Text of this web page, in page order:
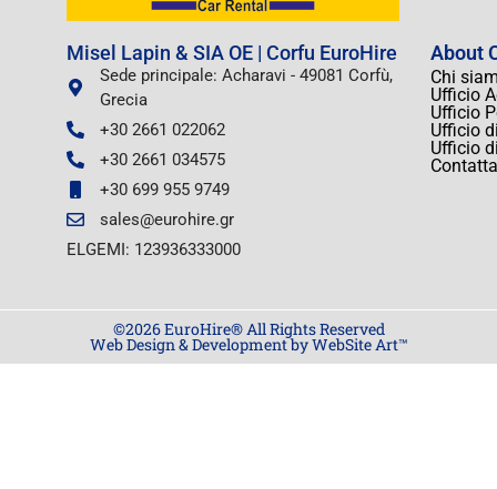
Misel Lapin & SIA OE | Corfu EuroHire
Sede principale: Acharavi - 49081 Corfù,
Grecia
+30 2661 022062
+30 2661 034575
+30 699 955 9749
sales@eurohire.gr
ELGEMI: 123936333000
About
Chi
Ufficio
Ufficio
Ufficio
Ufficio
©2026 EuroHire® All Rights Reserved
Web Design & Development by WebSite Art™